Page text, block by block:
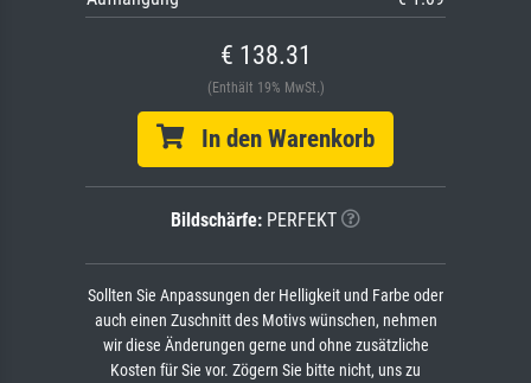
€ 138.31
(Enthält 19% MwSt.)
In den Warenkorb
Bildschärfe: PERFEKT
Sollten Sie Anpassungen der Helligkeit und Farbe oder
auch einen Zuschnitt des Motivs wünschen, nehmen
wir diese Änderungen gerne und ohne zusätzliche
Kosten für Sie vor. Zögern Sie bitte nicht, uns zu